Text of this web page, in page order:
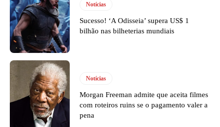
Notícias
Sucesso! ‘A Odisseia’ supera US$ 1
bilhão nas bilheterias mundiais
Notícias
Morgan Freeman admite que aceita filmes
com roteiros ruins se o pagamento valer a
pena